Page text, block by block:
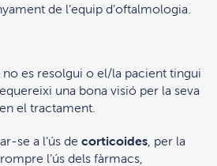
de l’equip d’oftalmologia.
no es resolgui o el/la pacient tingui
una bona visió per la seva
el tractament.
se a l’ús de corticoides , per la
l’ús dels fàrmacs,